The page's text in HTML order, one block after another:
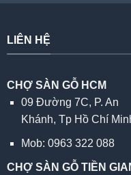
LIÊN HỆ
CHỢ SÀN GỖ HCM
09 Đường 7C, P. An
Khánh, Tp Hồ Chí
Mob: 0963 322 088
CHỢ SÀN GỖ TIỀN